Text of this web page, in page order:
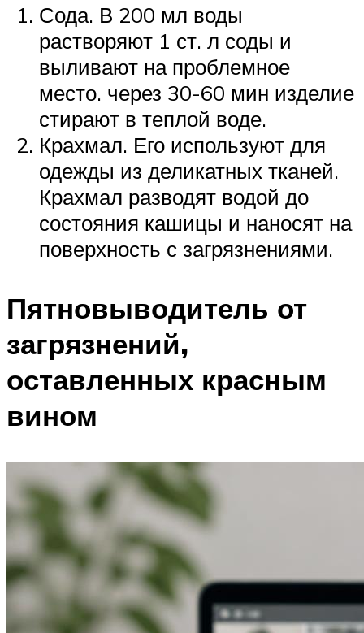
Сода. В 200 мл воды
растворяют 1 ст. л соды и
выливают на проблемное
место. через 30-60 мин изделие
стирают в теплой воде.
Крахмал. Его используют для
одежды из деликатных тканей.
Крахмал разводят водой до
состояния кашицы и наносят на
поверхность с загрязнениями.
Пятновыводитель от
загрязнений,
оставленных красным
вином